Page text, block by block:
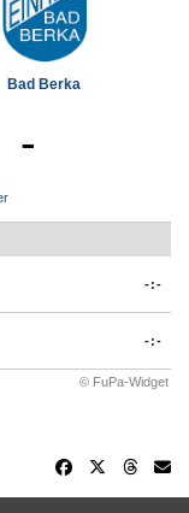
Bad Berka
-
-:-
-:-
© FuPa-Widget